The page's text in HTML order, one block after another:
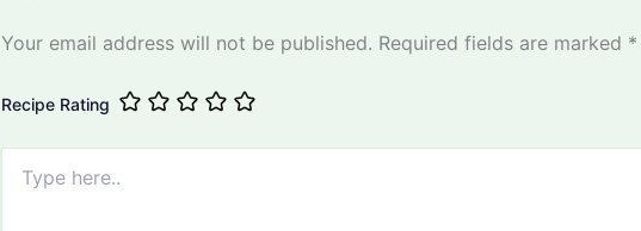
Your email address will not be published. Required fields are marked *
Recipe Rating
here..